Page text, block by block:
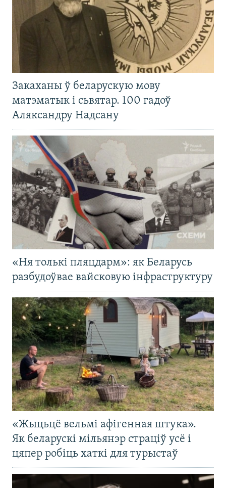
Закаханы ў беларускую мову
матэматык і сьвятар. 100 гадоў
Аляксандру Надсану
«Ня толькі пляцдарм»: як Беларусь
разбудоўвае вайсковую інфраструктуру
«Жыцьцё вельмі афігенная штука».
Як беларускі мільянэр страціў усё і
цяпер робіць хаткі для турыстаў